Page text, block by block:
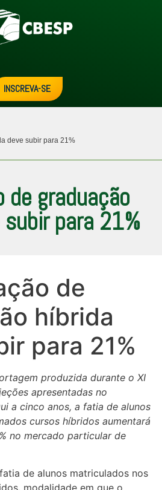
INSCREVA-SE
deve subir para 21%
de graduação
para 21%
de
híbrida
para 21%
produzida durante o XI
apresentadas no
a cinco anos, a fatia de alunos
cursos híbridos aumentará
no mercado particular de
de alunos matriculados nos